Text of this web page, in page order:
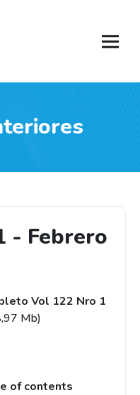
- Febrero
Vol 122 Nro 1
Mb)
of contents